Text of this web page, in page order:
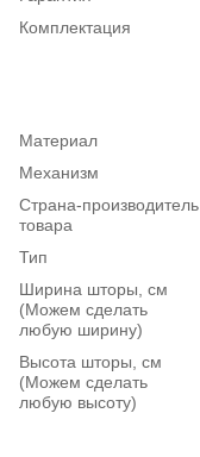
Комплектация
Материал
Механизм
Страна-производитель
товара
Тип
Ширина шторы, см
(Можем сделать
любую ширину)
Высота шторы, см
(Можем сделать
любую высоту)